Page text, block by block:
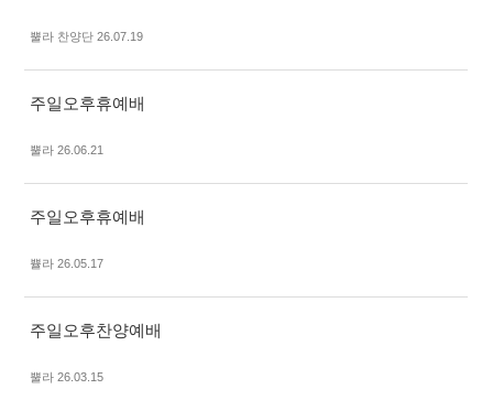
뿔라 찬양단 26.07.19
주일오후휴예배
뿔라 26.06.21
주일오후휴예배
쁄라 26.05.17
주일오후찬양예배
뿔라 26.03.15